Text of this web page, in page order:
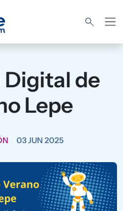
Digital de
Lepe
03 JUN 2025